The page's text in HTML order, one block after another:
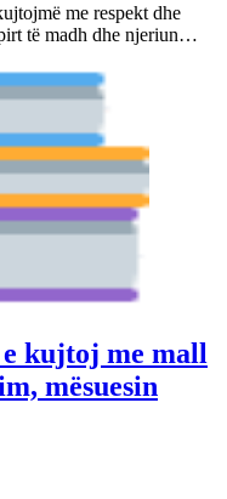
me respekt dhe
të madh dhe njeriun…
e kujtoj me mall
mësuesin